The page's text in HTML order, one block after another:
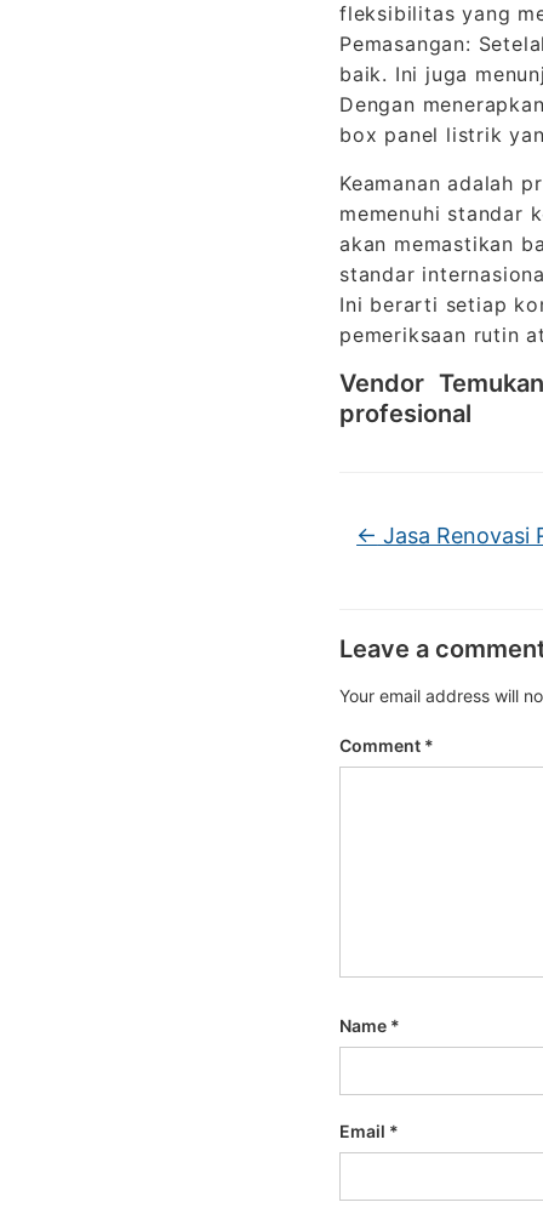
fleksibilitas yang
Pemasangan:
baik. Ini juga
Dengan
box panel listrik
Keamanan adalah
memenuhi standar
akan memastikan
standar
Ini berarti setiap
pemeriksaan rutin
Vendor
profesional
← Jasa Renovasi
Leave a
Your email address will
Comment *
Name *
Email *